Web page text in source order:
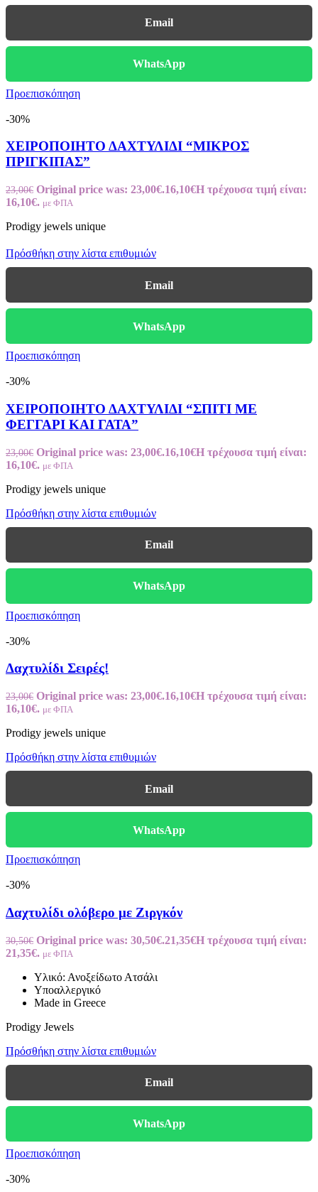
Email
WhatsApp
Προεπισκόπηση
-30%
ΧΕΙΡΟΠΟΙΗΤΟ ΔΑΧΤΥΛΙΔΙ “ΜΙΚΡΟΣ
ΠΡΙΓΚΙΠΑΣ”
23,00€ Original price was: 23,00€.16,10€Η τρέχουσα τιμή είναι:
16,10€. με ΦΠΑ
Prodigy jewels unique
Πρόσθήκη στην λίστα επιθυμιών
Email
WhatsApp
Προεπισκόπηση
-30%
ΧΕΙΡΟΠΟΙΗΤΟ ΔΑΧΤΥΛΙΔΙ “ΣΠΙΤΙ ΜΕ
ΦΕΓΓΑΡΙ ΚΑΙ ΓΑΤΑ”
23,00€ Original price was: 23,00€.16,10€Η τρέχουσα τιμή είναι:
16,10€. με ΦΠΑ
Prodigy jewels unique
Πρόσθήκη στην λίστα επιθυμιών
Email
WhatsApp
Προεπισκόπηση
-30%
Δαχτυλίδι Σειρές!
23,00€ Original price was: 23,00€.16,10€Η τρέχουσα τιμή είναι:
16,10€. με ΦΠΑ
Prodigy jewels unique
Πρόσθήκη στην λίστα επιθυμιών
Email
WhatsApp
Προεπισκόπηση
-30%
Δαχτυλίδι ολόβερο με Ζιργκόν
30,50€ Original price was: 30,50€.21,35€Η τρέχουσα τιμή είναι:
21,35€. με ΦΠΑ
Υλικό: Ανοξείδωτο Ατσάλι
Υποαλλεργικό
Made in Greece
Prodigy Jewels
Πρόσθήκη στην λίστα επιθυμιών
Email
WhatsApp
Προεπισκόπηση
-30%